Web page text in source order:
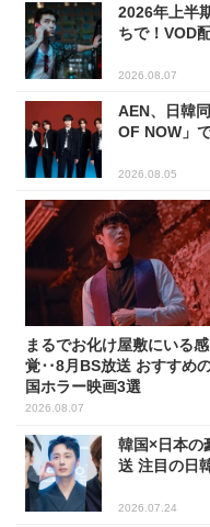
2026年上半
ちで！VOD
2026.08.07
AEN、日韓
OF NOW」
2026.08.05
まるでお化け屋敷にいる感
覚‥8月BS放送 おすすめ
国ホラー映画3選
2026.08.07
韓国×日本の
送 注目の日
2026.07.24